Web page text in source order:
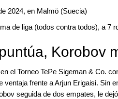
2024, en Malmö (Suecia)
de liga (todos contra todos), a 7
Korobov
el Torneo TePe Sigeman & Co.
ventaja frente a Arjun Erigaisi. Sin
seguida de dos empates, le